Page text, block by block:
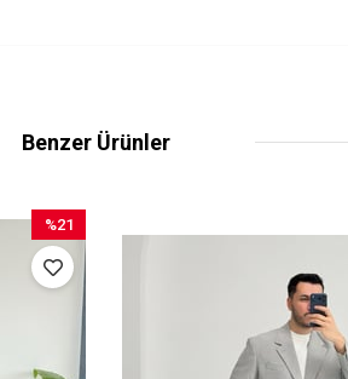
Benzer Ürünler
%21
İndirim
%21İndirim